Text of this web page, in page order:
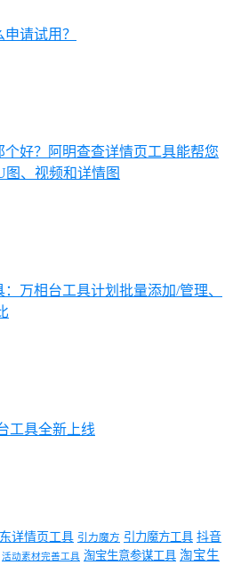
请试用？
个好？阿明查查详情页工具能帮您
、视频和详情图
万相台工具计划批量添加/管理、
工具全新上线
详情页工具 引力魔方 引力魔方工具 抖音
活动素材完善工具 淘宝生意参谋工具 淘宝生